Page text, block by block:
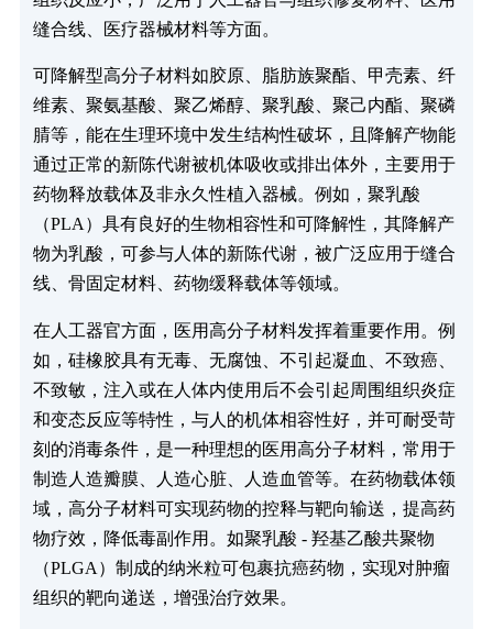
缝合线、医疗器械材料等方面。
可降解型高分子材料如胶原、脂肪族聚酯、甲壳素、纤
维素、聚氨基酸、聚乙烯醇、聚乳酸、聚己内酯、聚磷
腈等，能在生理环境中发生结构性破坏，且降解产物能
通过正常的新陈代谢被机体吸收或排出体外，主要用于
药物释放载体及非永久性植入器械。例如，聚乳酸
（PLA）具有良好的生物相容性和可降解性，其降解产
物为乳酸，可参与人体的新陈代谢，被广泛应用于缝合
线、骨固定材料、药物缓释载体等领域。
在人工器官方面，医用高分子材料发挥着重要作用。例
如，硅橡胶具有无毒、无腐蚀、不引起凝血、不致癌、
不致敏，注入或在人体内使用后不会引起周围组织炎症
和变态反应等特性，与人的机体相容性好，并可耐受苛
刻的消毒条件，是一种理想的医用高分子材料，常用于
制造人造瓣膜、人造心脏、人造血管等。在药物载体领
域，高分子材料可实现药物的控释与靶向输送，提高药
物疗效，降低毒副作用。如聚乳酸 - 羟基乙酸共聚物
（PLGA）制成的纳米粒可包裹抗癌药物，实现对肿瘤
组织的靶向递送，增强治疗效果。